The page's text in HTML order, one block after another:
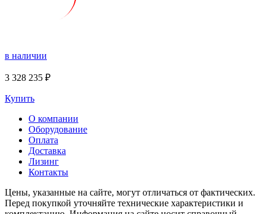
в наличии
3 328 235 ₽
Купить
О компании
Оборудование
Оплата
Доставка
Лизинг
Контакты
Цены, указанные на сайте, могут отличаться от фактических.
Перед покупкой уточняйте технические характеристики и